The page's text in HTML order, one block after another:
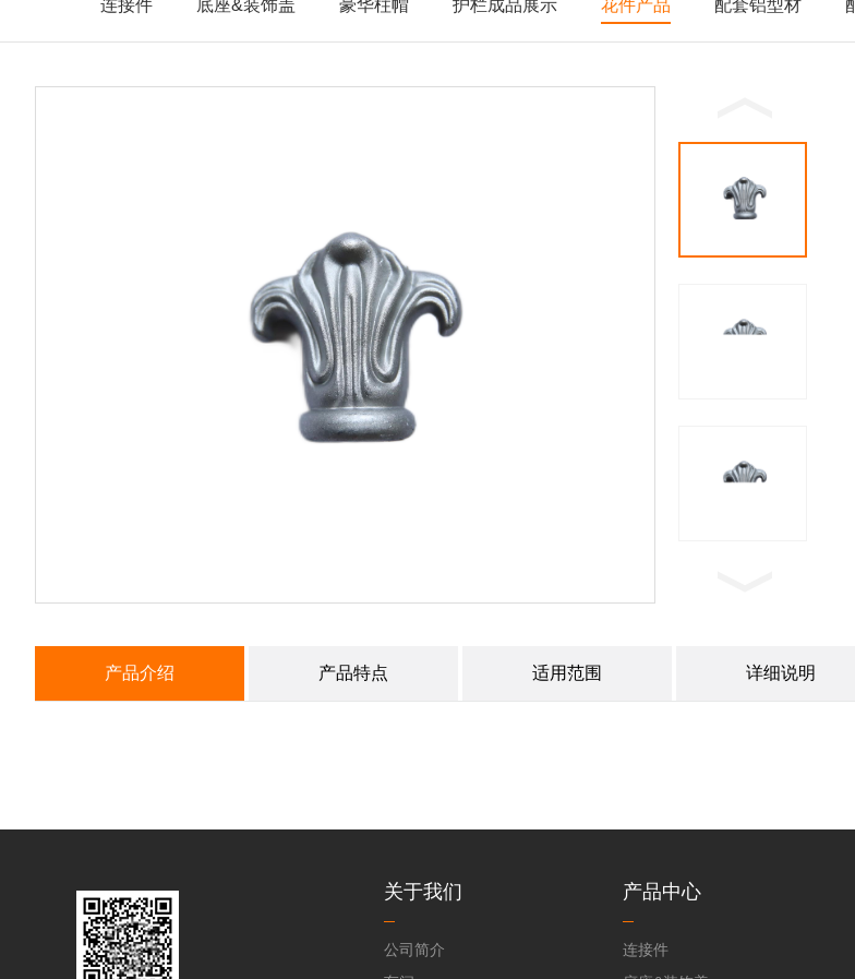
连接件 底座&装饰盖 豪华柱帽 护栏成品展示 花件产品 配套铝型材
产品介绍 产品特点 适用范围 详细说明
关于我们
公司简介
产品中心
连接件